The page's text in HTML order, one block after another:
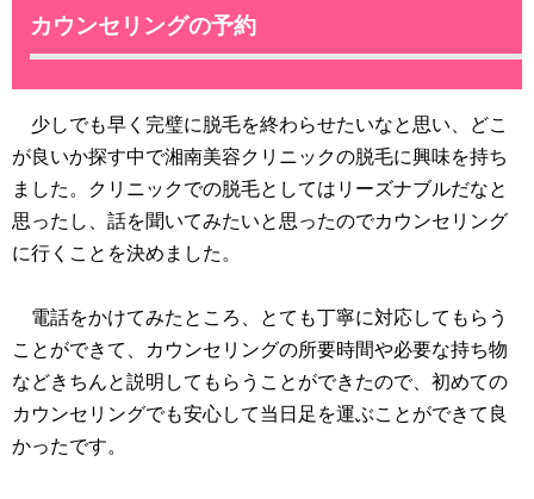
カウンセリングの予約
少しでも早く完璧に脱毛を終わらせたいなと思い、どこ
が良いか探す中で湘南美容クリニックの脱毛に興味を持ち
ました。クリニックでの脱毛としてはリーズナブルだなと
思ったし、話を聞いてみたいと思ったのでカウンセリング
に行くことを決めました。
電話をかけてみたところ、とても丁寧に対応してもらう
ことができて、カウンセリングの所要時間や必要な持ち物
などきちんと説明してもらうことができたので、初めての
カウンセリングでも安心して当日足を運ぶことができて良
かったです。